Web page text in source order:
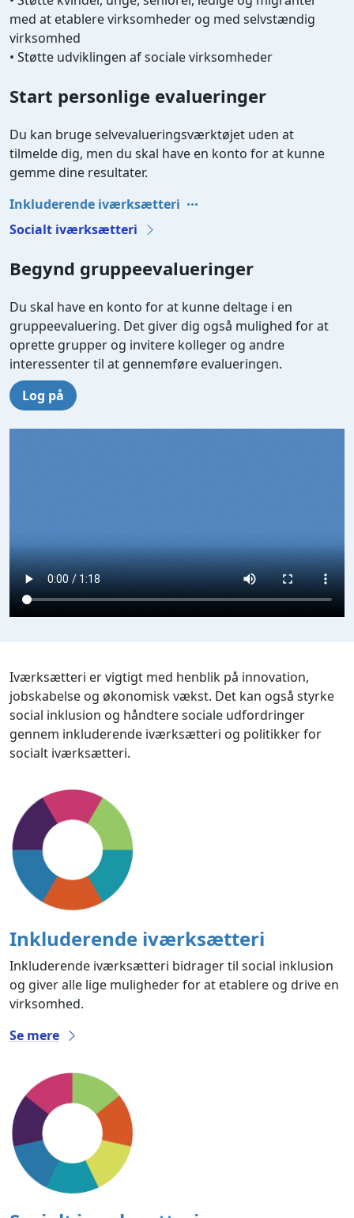
med at etablere virksomheder og med selvstændig
virksomhed
• Støtte udviklingen af sociale virksomheder
Start personlige evalueringer
Du kan bruge selvevalueringsværktøjet uden at
tilmelde dig, men du skal have en konto for at kunne
gemme dine resultater.
Inkluderende iværksætteri
Socialt iværksætteri
Begynd gruppeevalueringer
Du skal have en konto for at kunne deltage i en
gruppeevaluering. Det giver dig også mulighed for at
oprette grupper og invitere kolleger og andre
interessenter til at gennemføre evalueringen.
Log på
Iværksætteri er vigtigt med henblik på innovation,
jobskabelse og økonomisk vækst. Det kan også styrke
social inklusion og håndtere sociale udfordringer
gennem inkluderende iværksætteri og politikker for
socialt iværksætteri.
Inkluderende iværksætteri
Inkluderende iværksætteri bidrager til social inklusion
og giver alle lige muligheder for at etablere og drive en
virksomhed.
Se mere